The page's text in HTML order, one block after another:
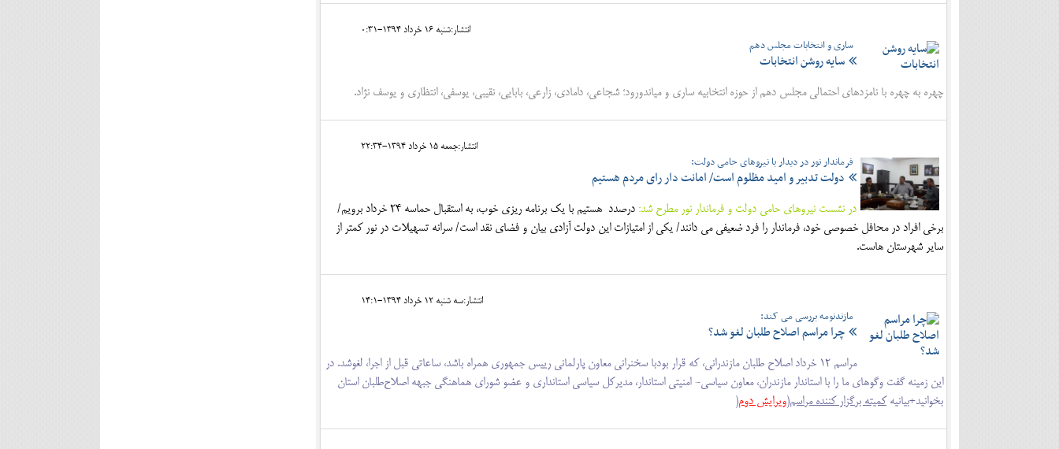
انتشار:شنبه 16 خرداد 1394-0:31
ساری و انتخابات مجلس دهم
سایه روشن انتخابات
چهره به چهره با نامزدهای احتمالی مجلس دهم از حوزه انتخابیه ساری و میاندورود؛ شجاعی، دامادی، زارعی، بابایی، نقیبی، یوسفی، انتظاری و یوسف نژاد.
انتشار:جمعه 15 خرداد 1394-22:34
فرماندار نور در دیدار با نیروهای حامی دولت:
دولت تدبیر و امید مظلوم است/ امانت دار رای مردم هستیم
در نشست نیروهای حامی دولت و فرماندار نور مطرح شد:
درصدد هستیم با یک برنامه ریزی خوب، به استقبال حماسه 24 خرداد برویم/
برخی افراد در محافل خصوصی خود، فرماندار را فرد ضعیفی می دانند/ یکی از امتیازات این دولت آزادی بیان و فضای نقد است/ سرانه تسهیلات در نور کمتر از
سایر شهرستان هاست.
انتشار:سه شنبه 12 خرداد 1394-14:1
مازندنومه بررسی می کند:
چرا مراسم اصلاح طلبان لغو شد؟
مراسم 12 خرداد اصلاح طلبان مازندرانی، که قرار بودبا سخنرانی معاون پارلمانی رییس جمهوری همراه باشد، ساعاتی قبل از اجرا، لغوشد. در
این زمینه گفت وگوهای ما را با استاندار مازندران، معاون سیاسی- امنیتی استاندار، مدیرکل سیاسی استانداری و عضو شورای هماهنگی جبهه اصلاح‌طلبان استان
بخوانید+بیانیه کمیته برگزار کننده مراسم(ویرایش دوم(